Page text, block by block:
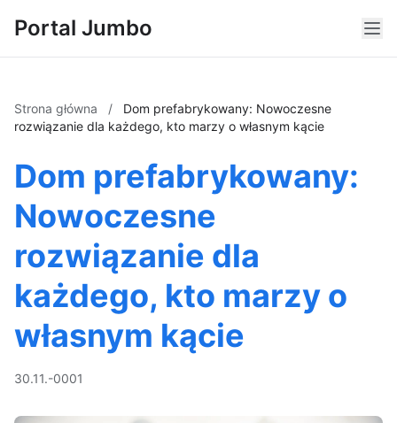
Portal Jumbo
Strona główna /
Dom prefabrykowany: Nowoczesne
rozwiązanie dla każdego, kto marzy o własnym kącie
Dom prefabrykowany:
Nowoczesne
rozwiązanie dla
każdego, kto marzy o
własnym kącie
30.11.-0001